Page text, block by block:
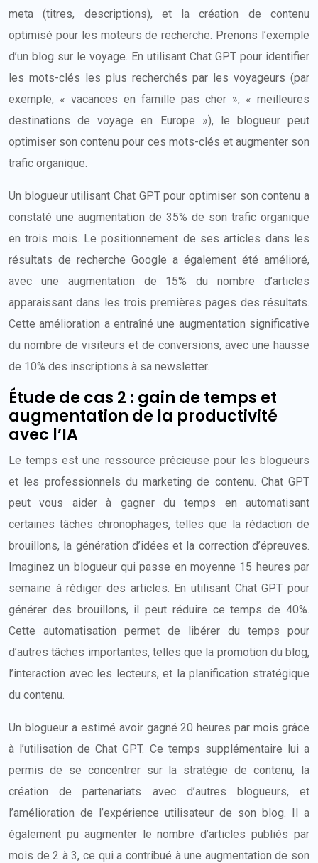
meta (titres, descriptions), et la création de contenu
optimisé pour les moteurs de recherche. Prenons l’exemple
d’un blog sur le voyage. En utilisant Chat GPT pour identifier
les mots-clés les plus recherchés par les voyageurs (par
exemple, « vacances en famille pas cher », « meilleures
destinations de voyage en Europe »), le blogueur peut
optimiser son contenu pour ces mots-clés et augmenter son
trafic organique.
Un blogueur utilisant Chat GPT pour optimiser son contenu a
constaté une augmentation de 35% de son trafic organique
en trois mois. Le positionnement de ses articles dans les
résultats de recherche Google a également été amélioré,
avec une augmentation de 15% du nombre d’articles
apparaissant dans les trois premières pages des résultats.
Cette amélioration a entraîné une augmentation significative
du nombre de visiteurs et de conversions, avec une hausse
de 10% des inscriptions à sa newsletter.
Étude de cas 2 : gain de temps et
augmentation de la productivité
avec l’IA
Le temps est une ressource précieuse pour les blogueurs
et les professionnels du marketing de contenu. Chat GPT
peut vous aider à gagner du temps en automatisant
certaines tâches chronophages, telles que la rédaction de
brouillons, la génération d’idées et la correction d’épreuves.
Imaginez un blogueur qui passe en moyenne 15 heures par
semaine à rédiger des articles. En utilisant Chat GPT pour
générer des brouillons, il peut réduire ce temps de 40%.
Cette automatisation permet de libérer du temps pour
d’autres tâches importantes, telles que la promotion du blog,
l’interaction avec les lecteurs, et la planification stratégique
du contenu.
Un blogueur a estimé avoir gagné 20 heures par mois grâce
à l’utilisation de Chat GPT. Ce temps supplémentaire lui a
permis de se concentrer sur la stratégie de contenu, la
création de partenariats avec d’autres blogueurs, et
l’amélioration de l’expérience utilisateur de son blog. Il a
également pu augmenter le nombre d’articles publiés par
mois de 2 à 3, ce qui a contribué à une augmentation de son